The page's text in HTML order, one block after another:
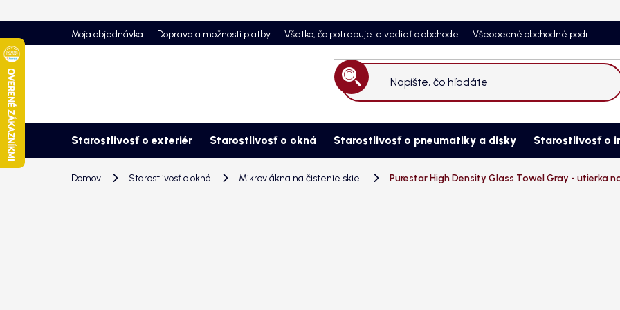
na
obsah
Moja objednávka Doprava a možnosti platby Všetko, čo potrebujete vedieť o obchode Všeobecné obchodné podmienky
Hľadať
Starostlivosť o exteriér Starostlivosť o okná Starostlivosť o pneumatiky a disky Starostlivosť o
Domov Starostlivosť o okná Mikrovlákna na čistenie skiel Purestar High Density Glass Towel Gray - utierka